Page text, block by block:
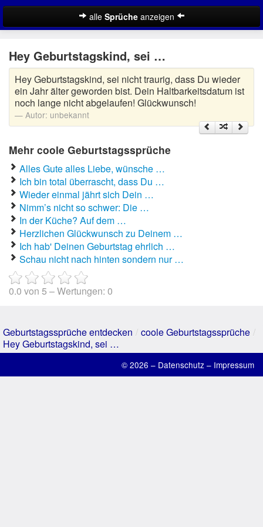
alle Sprücheanzeigen
Fiese Geburtstagssprüche
Geburtstagssprüche für Kinder
Geburtstagssprüche für Mama
Lustige Geburtstagssprüche
Schöne Geburtstagssprüche
SMS Geburtstagssprüche
Zufallsspruch
Hey Geburtstagskind, sei …
Hey Geburtstagskind, sei nicht traurig, dass Du wieder
ein Jahr älter geworden bist. Dein Haltbarkeitsdatum ist
noch lange nicht abgelaufen! Glückwunsch!
Autor: unbekannt
Mehr coole Geburtstagssprüche
Alles Gute alles Liebe, wünsche …
Ich bin total überrascht, dass Du …
Wieder einmal jährt sich Dein …
Nimm’s nicht so schwer: Die …
In der Küche? Auf dem …
Herzlichen Glückwunsch zu Deinem …
Ich hab' Deinen Geburtstag ehrlich …
Schau nicht nach hinten sondern nur …
0.0 von 5 – Wertungen: 0
Geburtstagssprüche entdecken / coole Geburtstagssprüche /
Hey Geburtstagskind, sei …
© 2026 – Datenschutz – Impressum